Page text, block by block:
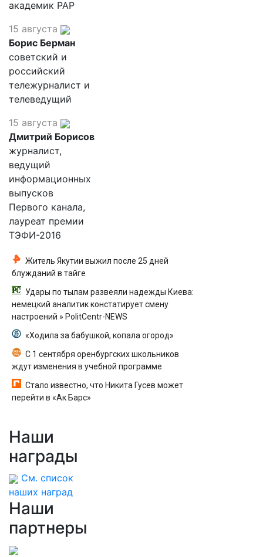
академик РАР
15 августа
Борис Берман
советский и
российский
тележурналист и
телеведущий
15 августа
Дмитрий Борисов
журналист,
ведущий
информационных
выпусков
Первого канала,
лауреат премии
ТЭФИ-2016
Житель Якутии выжил после 25 дней
блужданий в тайге
Удары по тылам развеяли надежды Киева:
немецкий аналитик констатирует смену
настроений » PolitCentr-NEWS
«Ходила за бабушкой, копала огород»
С 1 сентября оренбургских школьников
ждут изменения в учебной программе
Стало известно, что Никита Гусев может
перейти в «Ак Барс»
Наши
награды
См. список
наших наград
Наши
партнеры